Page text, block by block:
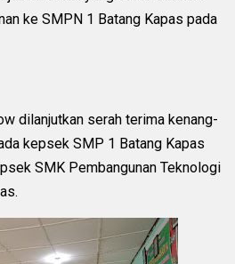
ke SMPN 1 Batang Kapas pada
dilanjutkan serah terima kenang-
kepsek SMP 1 Batang Kapas
SMK Pembangunan Teknologi